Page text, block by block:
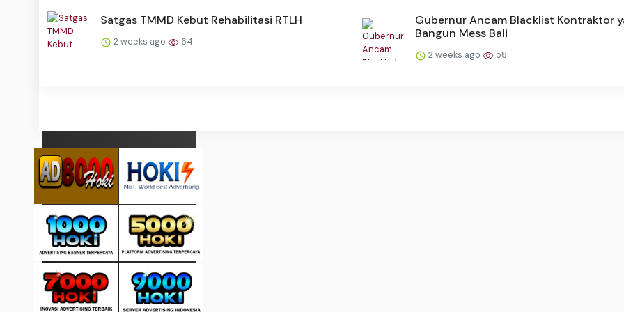
Satgas TMMD Kebut Rehabilitasi RTLH
2 weeks ago 64
Gubernur Ancam Blacklist Kontraktor
Bangun Mess Bali
2 weeks ago 58